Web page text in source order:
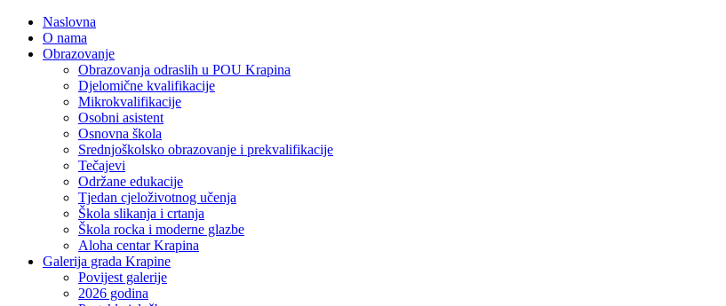
Naslovna
O nama
Obrazovanje
Obrazovanja odraslih u POU Krapina
Djelomične kvalifikacije
Mikrokvalifikacije
Osobni asistent
Osnovna škola
Srednjoškolsko obrazovanje i prekvalifikacije
Tečajevi
Održane edukacije
Tjedan cjeloživotnog učenja
Škola slikanja i crtanja
Škola rocka i moderne glazbe
Aloha centar Krapina
Galerija grada Krapine
Povijest galerije
2026 godina